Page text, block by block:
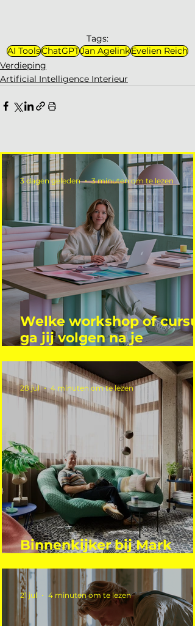
Tags:
AI ToolsChatGPTJan AgelinkEvelien Reich
Verdieping
Artificial Intelligence Interieur
Welke workshop of
ga jij volgen na je
3 dagen geleden 3 minuten om te lezen
Binnenkijker bij Mark
28 jul 4 minuten om te lezen
21 jul 4 minuten om te lezen